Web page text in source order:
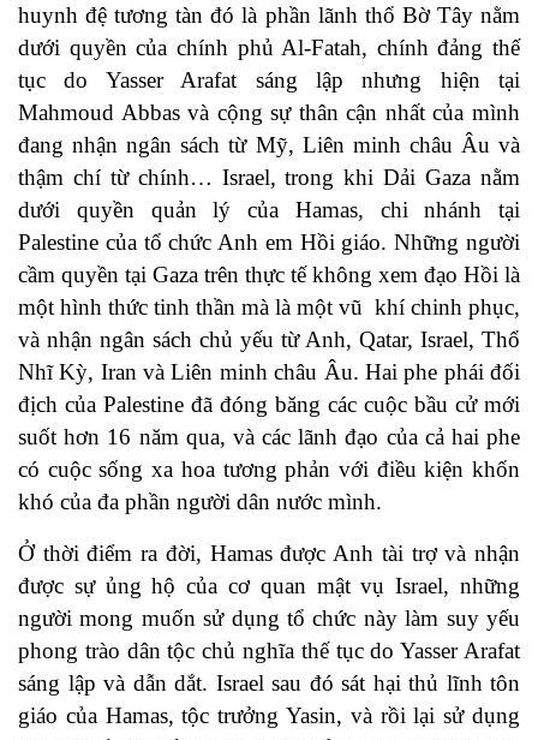
huynh đệ tương tàn đó là phần lãnh thổ Bờ Tây nằm
dưới quyền của chính phủ Al-Fatah, chính đảng thế
tục do Yasser Arafat sáng lập nhưng hiện tại
Mahmoud Abbas và cộng sự thân cận nhất của mình
đang nhận ngân sách từ Mỹ, Liên minh châu Âu và
thậm chí từ chính… Israel, trong khi Dải Gaza nằm
dưới quyền quản lý của Hamas, chi nhánh tại
Palestine của tổ chức Anh em Hồi giáo. Những người
cầm quyền tại Gaza trên thực tế không xem đạo Hồi là
một hình thức tinh thần mà là một vũ khí chinh phục,
và nhận ngân sách chủ yếu từ Anh, Qatar, Israel, Thổ
Nhĩ Kỳ, Iran và Liên minh châu Âu. Hai phe phái đối
địch của Palestine đã đóng băng các cuộc bầu cử mới
suốt hơn 16 năm qua, và các lãnh đạo của cả hai phe
có cuộc sống xa hoa tương phản với điều kiện khốn
khó của đa phần người dân nước mình.
Ở thời điểm ra đời, Hamas được Anh tài trợ và nhận
được sự ủng hộ của cơ quan mật vụ Israel, những
người mong muốn sử dụng tổ chức này làm suy yếu
phong trào dân tộc chủ nghĩa thế tục do Yasser Arafat
sáng lập và dẫn dắt. Israel sau đó sát hại thủ lĩnh tôn
giáo của Hamas, tộc trưởng Yasin, và rồi lại sử dụng